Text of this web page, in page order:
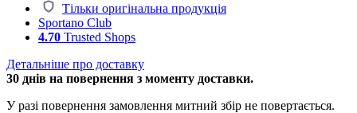
Тільки оригінальна продукція
Sportano Club
4.70 Trusted Shops
Детальніше про доставку
30 днів на повернення з моменту доставки.
У разі повернення замовлення митний збір не повертається.